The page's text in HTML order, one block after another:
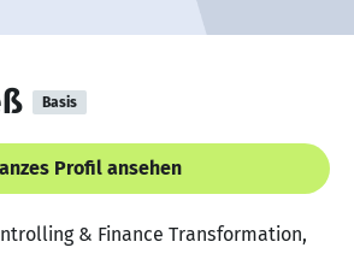
Basis
Profil ansehen
& Finance Transformation,